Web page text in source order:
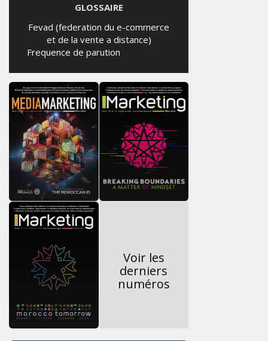
GLOSSAIRE
Fevad (federation du e-commerce
et de la vente a distance)
Frequence de parution
Voir les
derniers
numéros